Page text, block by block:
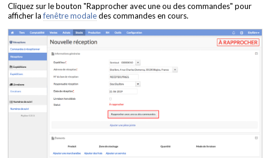
Cliquez sur le bouton "Rapprocher avec une ou des commandes" pour
afficher lafenêtre modaledes commandes en cours.